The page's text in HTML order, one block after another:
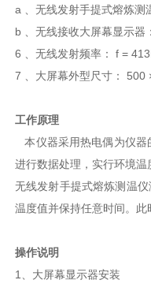
a 、无线发射手提式熔炼测
b 、无线接收大屏幕显示器
6 、无线发射频率： f =
7 、大屏幕外型尺寸： 500
工作原理
本仪器采用热电偶为仪器
进行数据处理，实行环境
无线发射手提式熔炼测温
温度值并保持任意时间。
操作说明
1、大屏幕显示器安装